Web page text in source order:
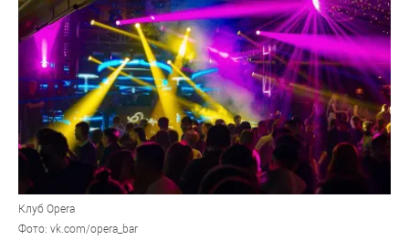
Клуб Opera
Фото: vk.com/opera_bar